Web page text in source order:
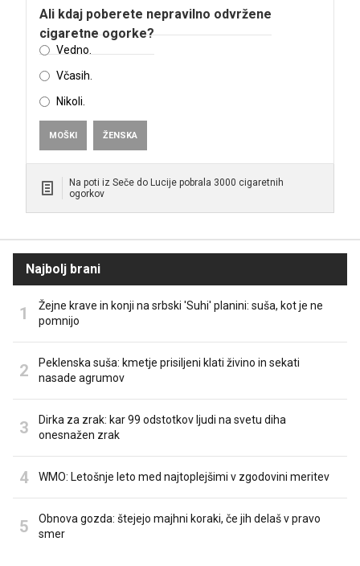
Ali kdaj poberete nepravilno odvržene
cigaretne ogorke?
Vedno.
Včasih.
Nikoli.
MOŠKI ŽENSKA
Na poti iz Seče do Lucije pobrala 3000 cigaretnih
ogorkov
Najbolj brani
Žejne krave in konji na srbski 'Suhi' planini: suša, kot je ne
pomnijo
Peklenska suša: kmetje prisiljeni klati živino in sekati
nasade agrumov
Dirka za zrak: kar 99 odstotkov ljudi na svetu diha
onesnažen zrak
WMO: Letošnje leto med najtoplejšimi v zgodovini meritev
Obnova gozda: štejejo majhni koraki, če jih delaš v pravo
smer